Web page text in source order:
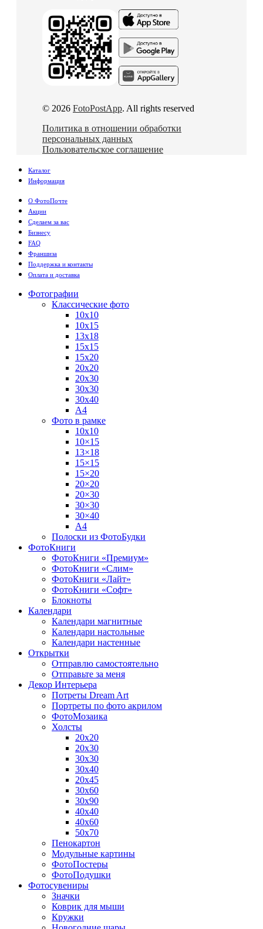
© 2026 FotoPostApp. All rights reserved
Политика в отношении обработки
персональных данных
Пользовательское соглашение
Каталог
Информация
О ФотоПочте
Акции
Сделаем за вас
Бизнесу
FAQ
Франшиза
Поддержка и контакты
Оплата и доставка
Фотографии
Классические фото
10х10
10х15
13х18
15х15
15х20
20х20
20х30
30х30
30х40
А4
Фото в рамке
10х10
10×15
13×18
15×15
15×20
20×20
20×30
30×30
30×40
A4
Полоски из ФотоБудки
ФотоКниги
ФотоКниги «Премиум»
ФотоКниги «Слим»
ФотоКниги «Лайт»
ФотоКниги «Софт»
Блокноты
Календари
Календари магнитные
Календари настольные
Календари настенные
Открытки
Отправлю самостоятельно
Отправьте за меня
Декор Интерьера
Потреты Dream Art
Портреты по фото акрилом
ФотоМозаика
Холсты
20х20
20х30
30х30
30х40
20х45
30х60
30х90
40х40
40х60
50х70
Пенокартон
Модульные картины
ФотоПостеры
ФотоПодушки
Фотоcувениры
Значки
Коврик для мыши
Кружки